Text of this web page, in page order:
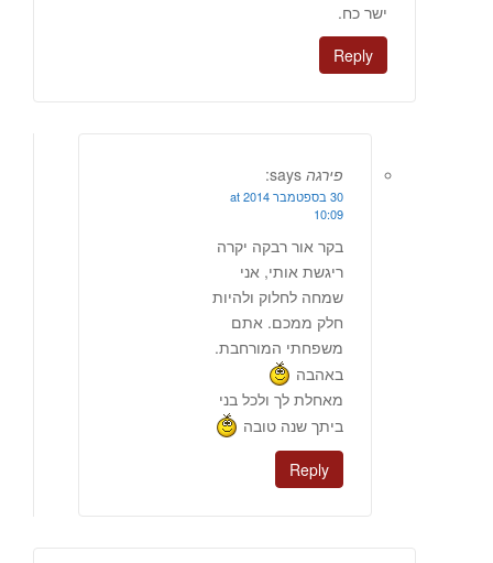
ישר כח.
Reply
פירגה says:
30 בספטמבר 2014 at
10:09
בקר אור רבקה יקרה
ריגשת אותי, אני
שמחה לחלוק ולהיות
חלק ממכם. אתם
משפחתי המורחבת.
באהבה
מאחלת לך ולכל בני
ביתך שנה טובה
Reply